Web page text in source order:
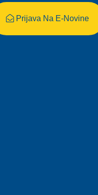
Prijava Na E-Novine